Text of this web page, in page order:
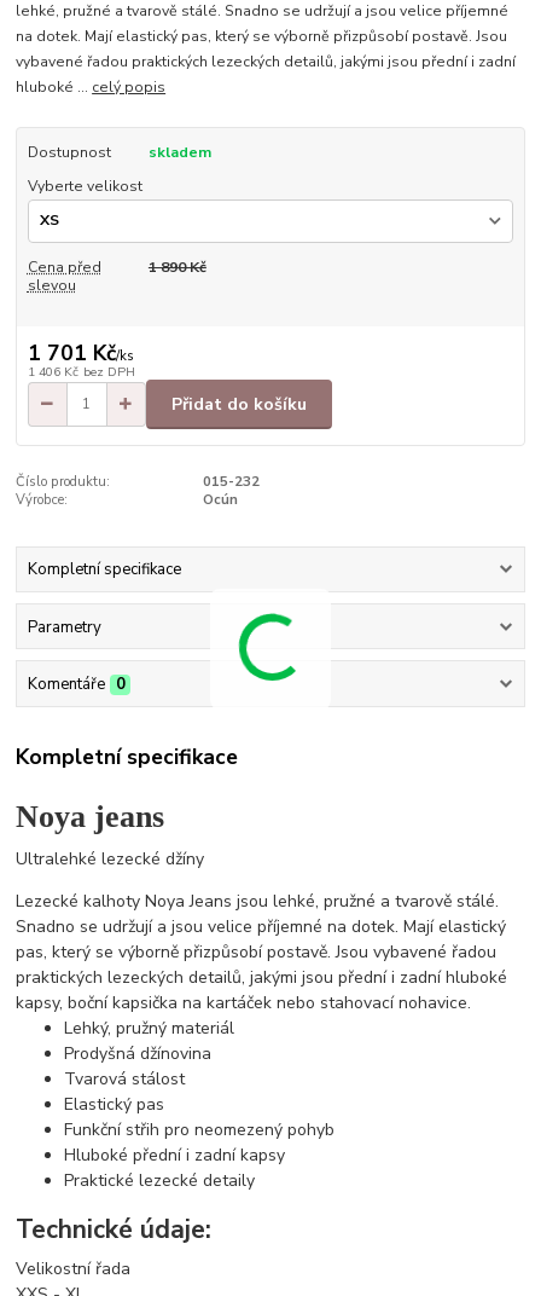
lehké, pružné a tvarově stálé. Snadno se udržují a jsou velice příjemné
na dotek. Mají elastický pas, který se výborně přizpůsobí postavě. Jsou
vybavené řadou praktických lezeckých detailů, jakými jsou přední i zadní
hluboké ... celý popis
Dostupnost
skladem
Vyberte velikost
Cena před
slevou
1 890 Kč
1 701 Kč/ks
1 406 Kč bez DPH
Přidat do košíku
Číslo produktu:
015-232
Výrobce:
Ocún
Kompletní specifikace
Parametry
Komentáře 0
Kompletní specifikace
Noya jeans
Ultralehké lezecké džíny
Lezecké kalhoty Noya Jeans jsou lehké, pružné a tvarově stálé.
Snadno se udržují a jsou velice příjemné na dotek. Mají elastický
pas, který se výborně přizpůsobí postavě. Jsou vybavené řadou
praktických lezeckých detailů, jakými jsou přední i zadní hluboké
kapsy, boční kapsička na kartáček nebo stahovací nohavice.
Lehký, pružný materiál
Prodyšná džínovina
Tvarová stálost
Elastický pas
Funkční střih pro neomezený pohyb
Hluboké přední i zadní kapsy
Praktické lezecké detaily
Technické údaje:
Velikostní řada